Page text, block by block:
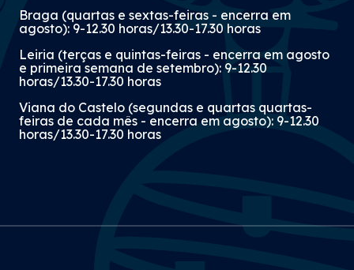
Braga (quartas e sextas-feiras - encerra em
agosto): 9-12.30 horas/13.30-17.30 horas
Leiria (terças e quintas-feiras - encerra em agosto
e primeira semana de setembro): 9-12.30
horas/13.30-17.30 horas
Viana do Castelo (segundas e quartas quartas-
feiras de cada mês - encerra em agosto): 9-12.30
horas/13.30-17.30 horas